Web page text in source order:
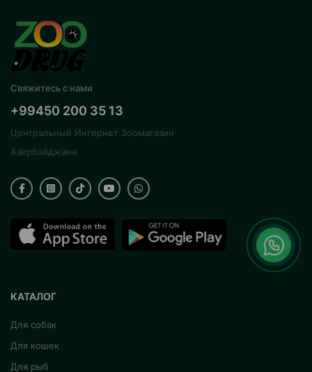
Свяжитесь с нами
+99450 200 35 13
Центральный Интернет Зоомагазин
Азербайджана
КАТАЛОГ
Для собак
Для кошек
Для рыб